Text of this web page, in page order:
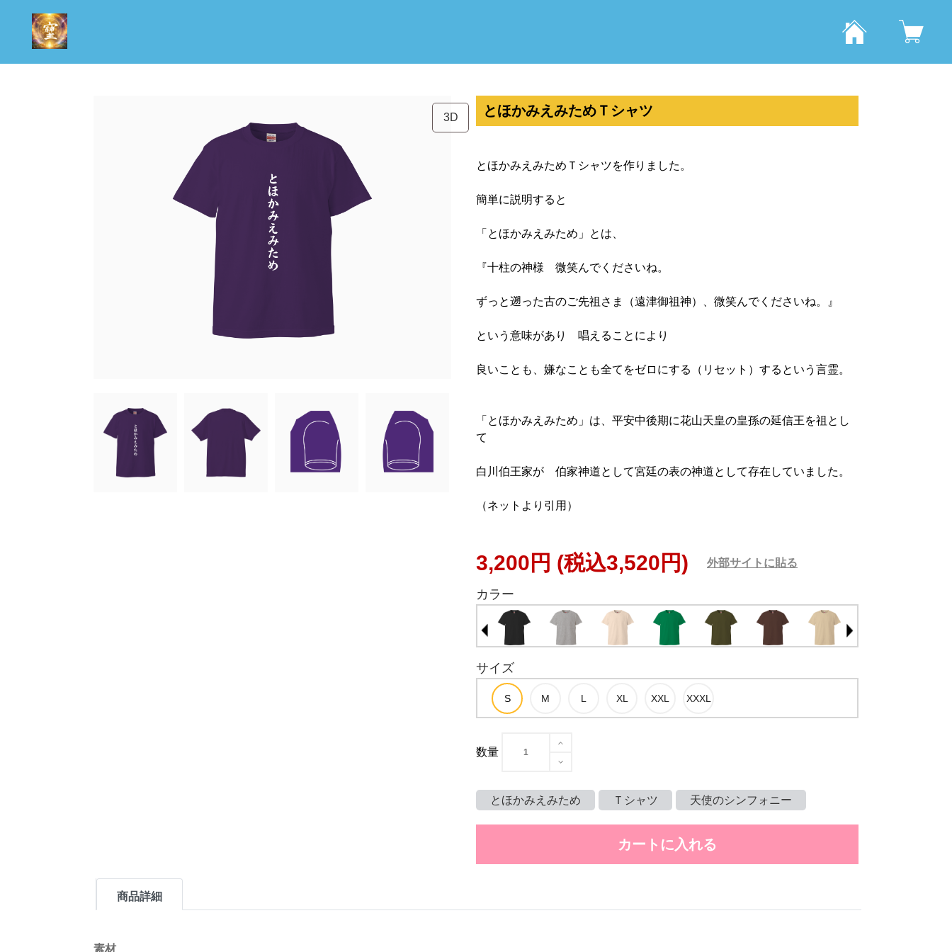
3D とほかみえみためＴシャツ
とほかみえみためＴシャツを作りました。
簡単に説明すると
「とほかみえみため」とは、
『十柱の神様 微笑んでくださいね。
ずっと遡った古のご先祖さま（遠津御祖神）、微笑んでくださいね。』
という意味があり 唱えることにより
良いことも、嫌なことも全てをゼロにする（リセット）するという言霊。
「とほかみえみため」は、平安中後期に花山天皇の皇孫の延信王を祖とし
て
白川伯王家が 伯家神道として宮廷の表の神道として存在していました。
（ネットより引用）
3,200円 (税込3,520円) 外部サイトに貼る
カラー
サイズ
数量
とほかみえみため Ｔシャツ 天使のシンフォニー
カートに入れる
商品詳細
素材